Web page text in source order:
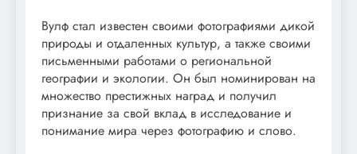
Вулф стал известен своими фотографиями дикой
природы и отдаленных культур, а также своими
письменными работами о региональной
географии и экологии. Он был номинирован на
множество престижных наград и получил
признание за свой вклад в исследование и
понимание мира через фотографию и слово.